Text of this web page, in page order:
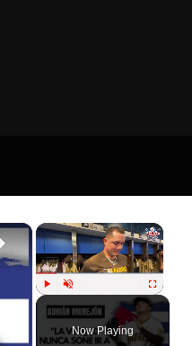
×
Fullscreen
Now Playing
×